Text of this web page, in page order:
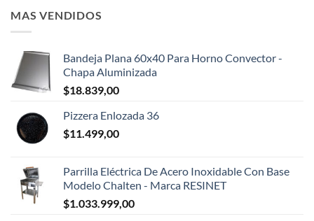
MAS VENDIDOS
Bandeja Plana 60x40 Para Horno Convector -
Chapa Aluminizada
$18.839,00
Pizzera Enlozada 36
$11.499,00
Parrilla Eléctrica De Acero Inoxidable Con Base
Modelo Chalten - Marca RESINET
$1.033.999,00